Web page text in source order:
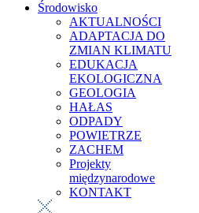
Środowisko
AKTUALNOŚCI
ADAPTACJA DO
ZMIAN KLIMATU
EDUKACJA
EKOLOGICZNA
GEOLOGIA
HAŁAS
ODPADY
POWIETRZE
ZACHEM
Projekty
międzynarodowe
KONTAKT